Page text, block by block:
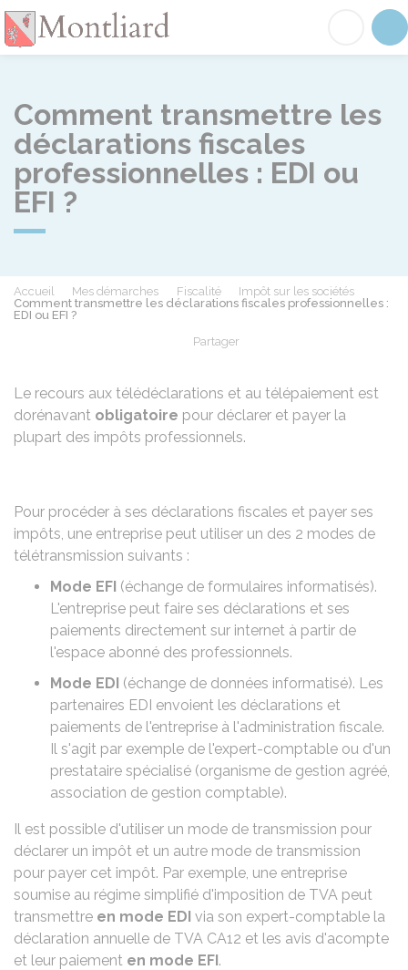
Comment transmettre les
déclarations fiscales
professionnelles : EDI ou
EFI ?
Accueil Mes démarches Fiscalité
Impôt sur les sociétés
Comment transmettre les déclarations fiscales professionnelles :
EDI ou EFI ?
Partager
Le recours aux télédéclarations et au télépaiement est
dorénavant obligatoire pour déclarer et payer la
plupart des impôts professionnels.
Pour procéder à ses déclarations fiscales et payer ses
impôts, une entreprise peut utiliser un des 2 modes de
télétransmission suivants :
Mode EFI (échange de formulaires informatisés).
L'entreprise peut faire ses déclarations et ses
paiements directement sur internet à partir de
l'espace abonné des professionnels.
Mode EDI (échange de données informatisé). Les
partenaires EDI envoient les déclarations et
paiements de l'entreprise à l'administration fiscale.
Il s'agit par exemple de l'expert-comptable ou d'un
prestataire spécialisé (organisme de gestion agréé,
association de gestion comptable).
Il est possible d'utiliser un mode de transmission pour
déclarer un impôt et un autre mode de transmission
pour payer cet impôt. Par exemple, une entreprise
soumise au régime simplifié d'imposition de TVA peut
transmettre en mode EDI via son expert-comptable la
déclaration annuelle de TVA CA12 et les avis d'acompte
et leur paiement en mode EFI.